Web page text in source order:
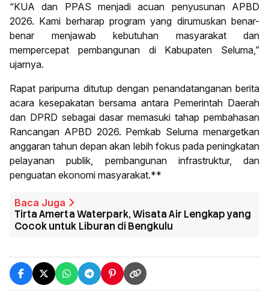
“KUA dan PPAS menjadi acuan penyusunan APBD
2026. Kami berharap program yang dirumuskan benar-
benar menjawab kebutuhan masyarakat dan
mempercepat pembangunan di Kabupaten Seluma,”
ujarnya.
Rapat paripurna ditutup dengan penandatanganan berita
acara kesepakatan bersama antara Pemerintah Daerah
dan DPRD sebagai dasar memasuki tahap pembahasan
Rancangan APBD 2026. Pemkab Seluma menargetkan
anggaran tahun depan akan lebih fokus pada peningkatan
pelayanan publik, pembangunan infrastruktur, dan
penguatan ekonomi masyarakat.**
Baca Juga
Tirta Amerta Waterpark, Wisata Air Lengkap yang
Cocok untuk Liburan di Bengkulu